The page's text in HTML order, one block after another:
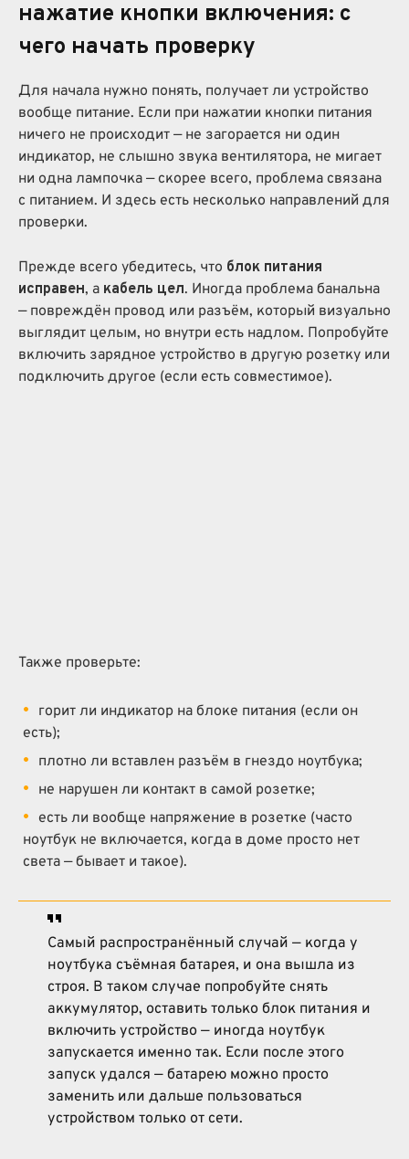
нажатие кнопки включения: с
чего начать проверку
Для начала нужно понять, получает ли устройство
вообще питание. Если при нажатии кнопки питания
ничего не происходит — не загорается ни один
индикатор, не слышно звука вентилятора, не мигает
ни одна лампочка — скорее всего, проблема связана
с питанием. И здесь есть несколько направлений для
проверки.
Прежде всего убедитесь, что блок питания
исправен, а кабель цел. Иногда проблема банальна
— повреждён провод или разъём, который визуально
выглядит целым, но внутри есть надлом. Попробуйте
включить зарядное устройство в другую розетку или
подключить другое (если есть совместимое).
Также проверьте:
горит ли индикатор на блоке питания (если он
есть);
плотно ли вставлен разъём в гнездо ноутбука;
не нарушен ли контакт в самой розетке;
есть ли вообще напряжение в розетке (часто
ноутбук не включается, когда в доме просто нет
света — бывает и такое).
Самый распространённый случай — когда у
ноутбука съёмная батарея, и она вышла из
строя. В таком случае попробуйте снять
аккумулятор, оставить только блок питания и
включить устройство — иногда ноутбук
запускается именно так. Если после этого
запуск удался — батарею можно просто
заменить или дальше пользоваться
устройством только от сети.